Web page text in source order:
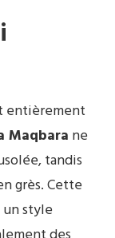
entièrement
Maqbara ne
tandis
grès. Cette
style